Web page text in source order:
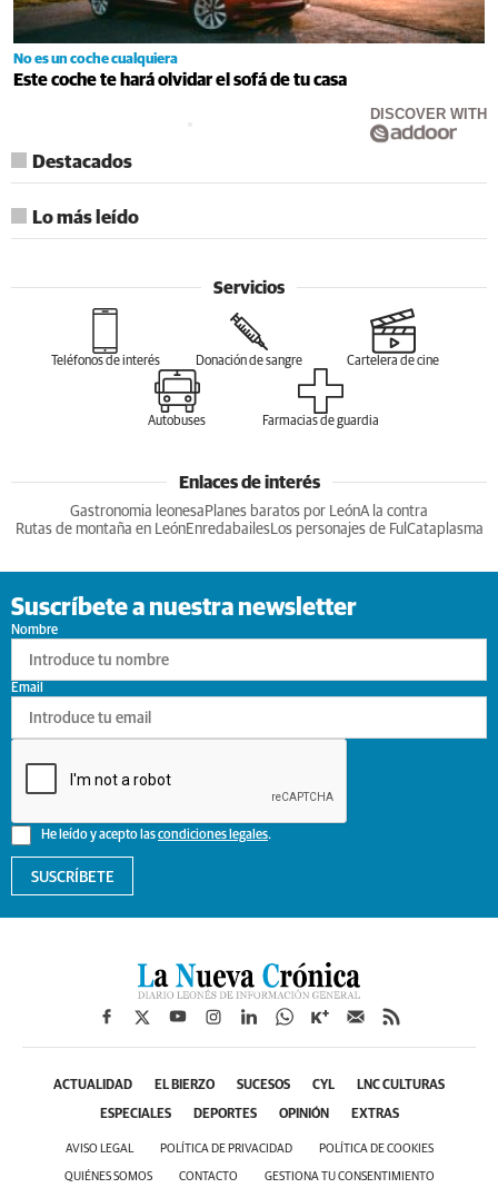
No es un coche cualquiera
Este coche te hará olvidar el sofá de tu casa
DISCOVER WITH
Destacados
Lo más leído
Servicios
Teléfonos de interés Donación de sangre Cartelera de cine
Autobuses Farmacias de guardia
Enlaces de interés
Gastronomia leonesa Planes baratos por LeónA la contra
Rutas de montaña en LeónEnredabailesLos personajes de Ful Cataplasma
Suscríbete a nuestra newsletter
Nombre
He leído y acepto lascondiciones legales.
Email
SUSCRÍBETE
ACTUALIDAD EL BIERZO SUCESOS CYL LNC CULTURAS
ESPECIALES DEPORTES OPINIÓN EXTRAS
AVISO LEGAL POLÍTICA DE PRIVACIDAD POLÍTICA DE COOKIES
QUIÉNES SOMOS CONTACTO GESTIONA TU CONSENTIMIENTO